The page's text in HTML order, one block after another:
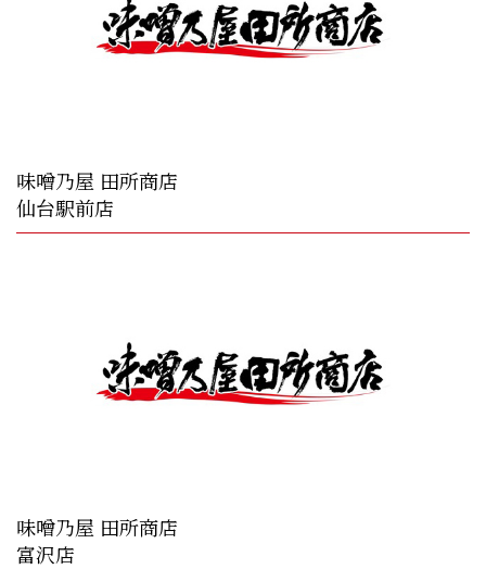
味噌乃屋 田所商店
仙台駅前店
味噌乃屋 田所商店
富沢店